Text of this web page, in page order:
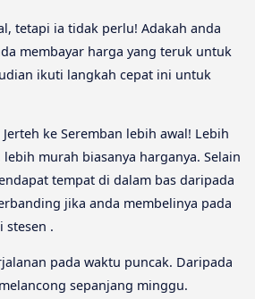
tetapi ia tidak perlu! Adakah anda
membayar harga yang teruk untuk
ikuti langkah cepat ini untuk
ke Seremban lebih awal! Lebih
murah biasanya harganya. Selain
tempat di dalam bas daripada
jika anda membelinya pada
stesen .
pada waktu puncak. Daripada
sepanjang minggu.